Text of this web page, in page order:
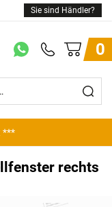
Sie sind Händler?
0
***
rechts